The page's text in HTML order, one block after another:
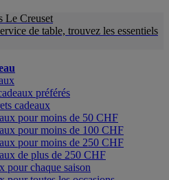
Le Creuset
de table, trouvez les essentiels
préférés
cadeaux
pour moins de 50 CHF
pour moins de 100 CHF
pour moins de 250 CHF
de plus de 250 CHF
pour chaque saison